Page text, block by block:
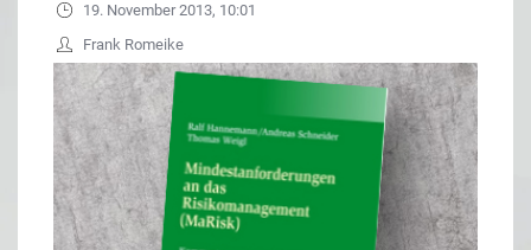
19. November 2013, 10:01
Frank Romeike